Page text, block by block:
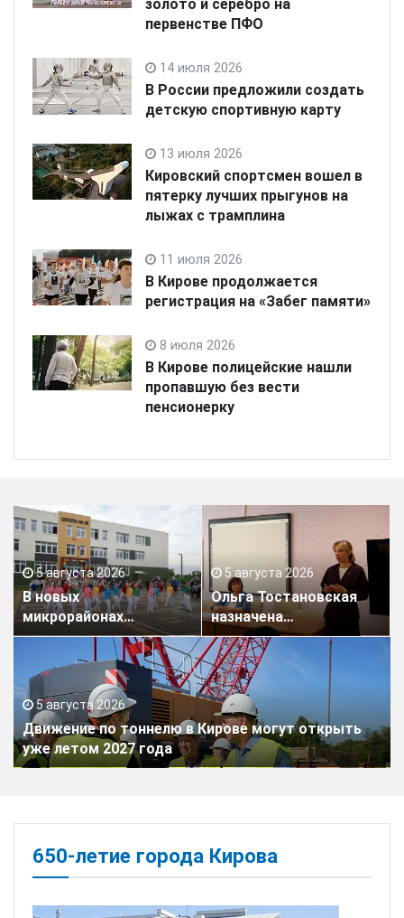
золото и серебро на
первенстве ПФО
14 июля 2026
В России предложили создать
детскую спортивную карту
13 июля 2026
Кировский спортсмен вошел в
пятерку лучших прыгунов на
лыжах с трамплина
11 июля 2026
В Кирове продолжается
регистрация на «Забег памяти»
8 июля 2026
В Кирове полицейские нашли
пропавшую без вести
пенсионерку
5 августа 2026
В новых
микрорайонах
Кирова появятся
четыре школы
5 августа 2026
Ольга Тостановская
назначена
руководителем
кировского Дворца
творчества
5 августа 2026
Движение по тоннелю в Кирове могут открыть
уже летом 2027 года
650-летие города Кирова